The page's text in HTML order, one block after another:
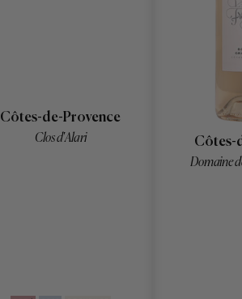
Côtes-de-Provence
Clos d'Alari
Côtes-
Domaine